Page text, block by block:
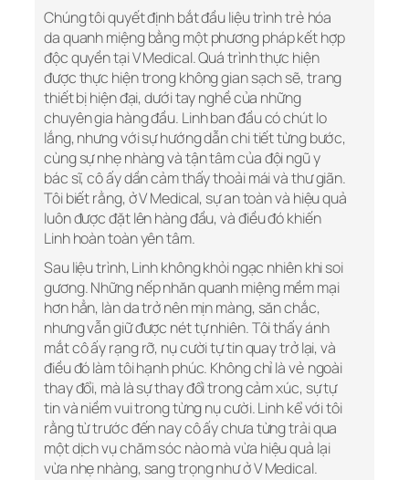
Chúng tôi quyết định bắt đầu liệu trình trẻ hóa
da quanh miệng bằng một phương pháp kết hợp
độc quyền tại V Medical. Quá trình thực hiện
được thực hiện trong không gian sạch sẽ, trang
thiết bị hiện đại, dưới tay nghề của những
chuyên gia hàng đầu. Linh ban đầu có chút lo
lắng, nhưng với sự hướng dẫn chi tiết từng bước,
cùng sự nhẹ nhàng và tận tâm của đội ngũ y
bác sĩ, cô ấy dần cảm thấy thoải mái và thư giãn.
Tôi biết rằng, ở V Medical, sự an toàn và hiệu quả
luôn được đặt lên hàng đầu, và điều đó khiến
Linh hoàn toàn yên tâm.
Sau liệu trình, Linh không khỏi ngạc nhiên khi soi
gương. Những nếp nhăn quanh miệng mềm mại
hơn hẳn, làn da trở nên mịn màng, săn chắc,
nhưng vẫn giữ được nét tự nhiên. Tôi thấy ánh
mắt cô ấy rạng rỡ, nụ cười tự tin quay trở lại, và
điều đó làm tôi hạnh phúc. Không chỉ là vẻ ngoài
thay đổi, mà là sự thay đổi trong cảm xúc, sự tự
tin và niềm vui trong từng nụ cười. Linh kể với tôi
rằng từ trước đến nay cô ấy chưa từng trải qua
một dịch vụ chăm sóc nào mà vừa hiệu quả lại
vừa nhẹ nhàng, sang trọng như ở V Medical.